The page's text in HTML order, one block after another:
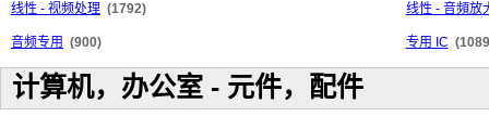
线性 - 视频处理 (1792) 线性 - 音頻放
音频专用 (900) 专用 IC
计算机，办公室 - 元件，配件